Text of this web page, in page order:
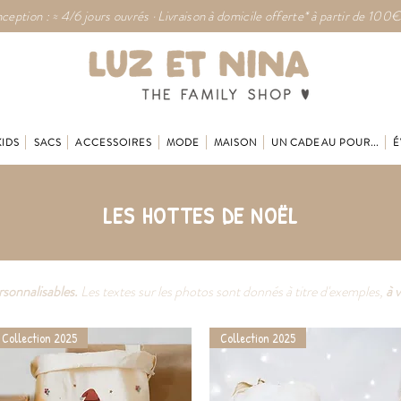
: ≈ 4/6 jours ouvrés · Livraison à domicile offerte* à partir de
SACS ACCESSOIRES MODE MAISON UN CADEAU POUR...
LES HOTTES DE NOËL
Les textes sur les photos sont donnés à titre d'exemples, à
Collection 2025 Collection 2025